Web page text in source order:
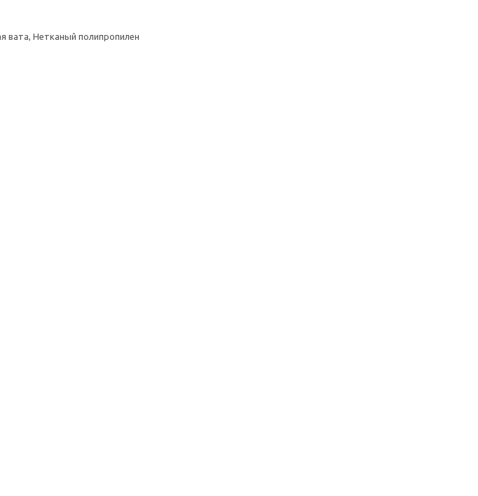
вата, Нетканый полипропилен